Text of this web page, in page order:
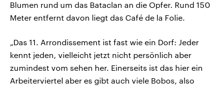
Blumen rund um das Bataclan an die Opfer. Rund 150
Meter entfernt davon liegt das Café de la Folie.
„Das 11. Arrondissement ist fast wie ein Dorf: Jeder
kennt jeden, vielleicht jetzt nicht persönlich aber
zumindest vom sehen her. Einerseits ist das hier ein
Arbeiterviertel aber es gibt auch viele Bobos, also